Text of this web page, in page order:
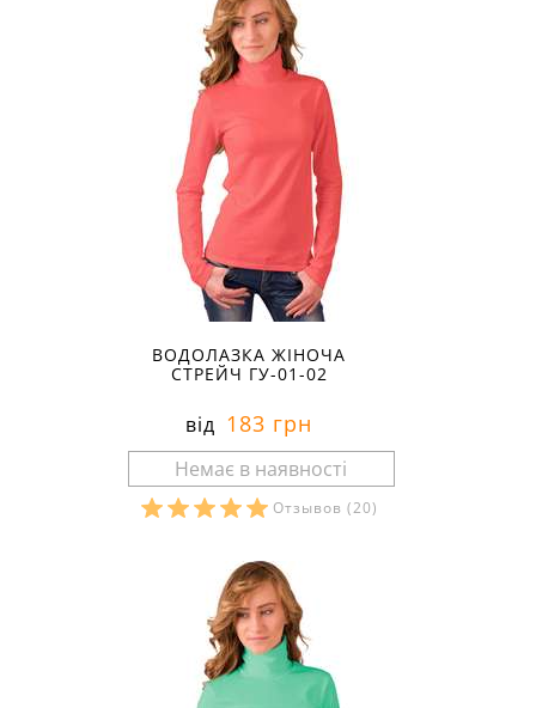
ВОДОЛАЗКА ЖІНОЧА
СТРЕЙЧ ГУ-01-02
від 183 грн
Отзывов (20)